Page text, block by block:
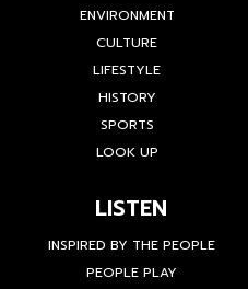
BUSINESS
ENVIRONMENT
CULTURE
LIFESTYLE
HISTORY
SPORTS
LISTEN
INSPIRED BY THE PEOPLE